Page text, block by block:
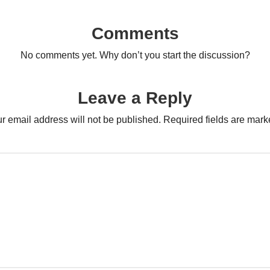
Comments
No comments yet. Why don’t you start the discussion?
Leave a Reply
email address will not be published. Required fields are